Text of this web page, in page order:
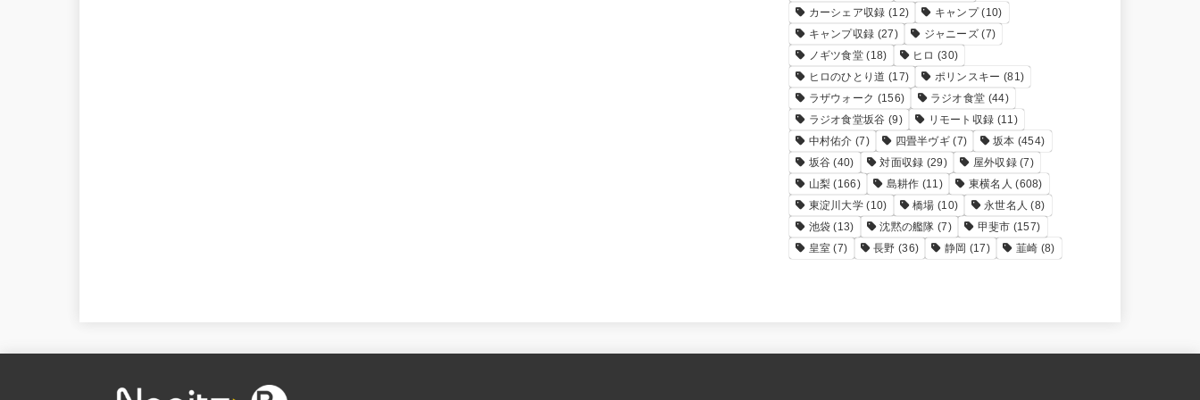
カーシェア収録 (12) キャンプ(10)
キャンプ収録 (27) ジャニーズ (7)
ノギツ食堂 (18) ヒロ (30)
ヒロのひとり道 (17) ポリンスキー (81)
ラザウォーク (156) ラジオ食堂 (44)
ラジオ食堂坂谷 (9) リモート収録 (11)
中村佑介 (7) 四畳半ヴギ (7) 坂本 (454)
坂谷 (40) 対面収録 (29) 屋外収録(7)
山梨 (166) 島耕作 (11) 東横名人 (608)
東淀川大学 (10) 橋場 (10) 永世名人 (8)
池袋 (13) 沈黙の艦隊 (7) 甲斐市 (157)
皇室 (7) 長野 (36) 静岡 (17) 韮崎 (8)